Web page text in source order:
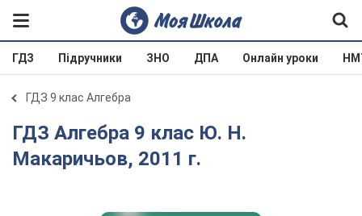
ГДЗ Підручники ЗНО ДПА Онлайн уроки
ГДЗ 9 клас Алгебра
ГДЗ Алгебра 9 клас Ю. Н.
Макаричьов, 2011 г.